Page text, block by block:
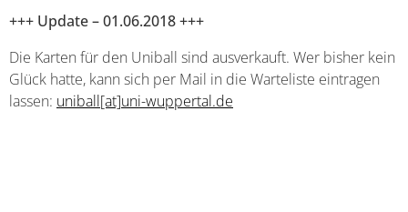
+++ Update – 01.06.2018 +++
Die Karten für den Uniball sind ausverkauft. Wer bisher kein
Glück hatte, kann sich per Mail in die Warteliste eintragen
lassen: uniball[at]uni-wuppertal.de